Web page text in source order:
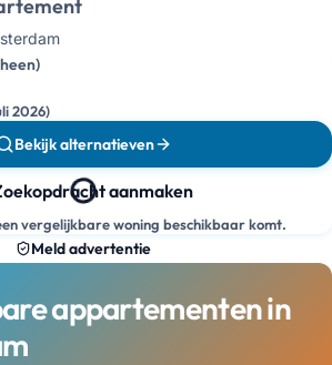
2026)
Bekijk alternatieven
aanmaken
vergelijkbare woning beschikbaar komt.
Meld advertentie
appartementen in